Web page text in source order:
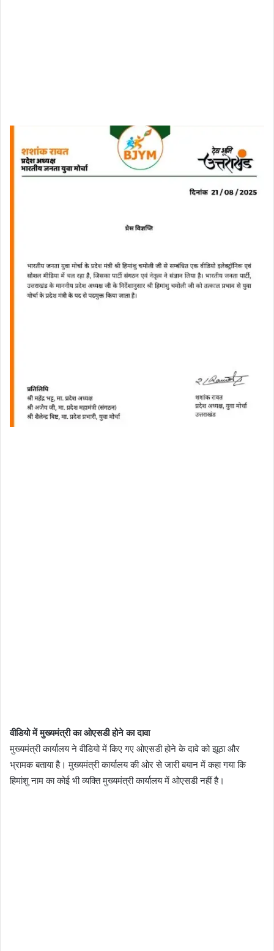
वीडियो में मुख्यमंत्री का ओएसडी होने का दावा
मुख्यमंत्री कार्यालय ने वीडियो में किए गए ओएसडी होने के दावे को झूठा और
भ्रामक बताया है। मुख्यमंत्री कार्यालय की ओर से जारी बयान में कहा गया कि
हिमांशु नाम का कोई भी व्यक्ति मुख्यमंत्री कार्यालय में ओएसडी नहीं है।